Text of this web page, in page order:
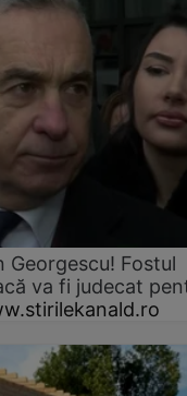
Georgescu! Fostul
va fi judecat